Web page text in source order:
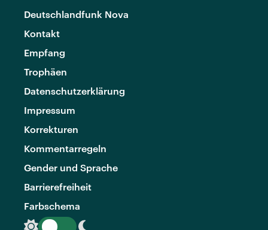
Deutschlandfunk Nova
Kontakt
Empfang
Trophäen
Datenschutzerklärung
Impressum
Korrekturen
Kommentarregeln
Gender und Sprache
Barrierefreiheit
Farbschema